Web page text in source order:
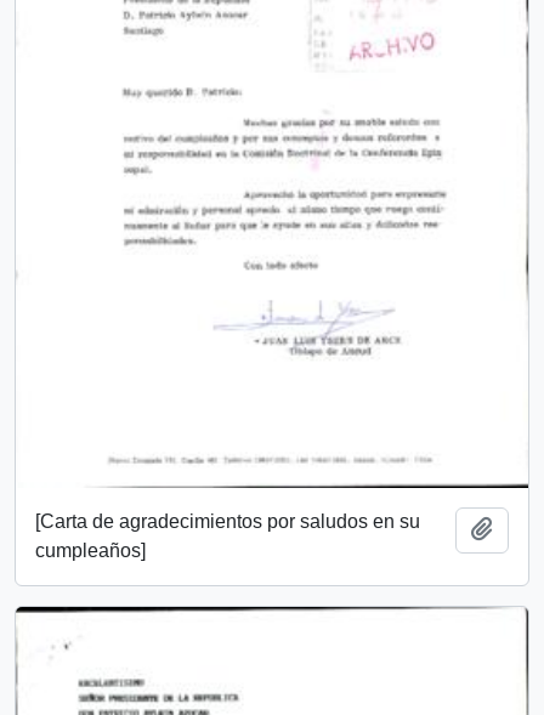
[Carta de agradecimientos por saludos en su
cumpleaños]